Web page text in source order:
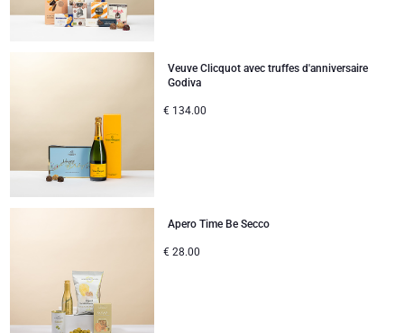
Veuve Clicquot avec truffes d'anniversaire
Godiva
€ 134.00
Apero Time Be Secco
€ 28.00